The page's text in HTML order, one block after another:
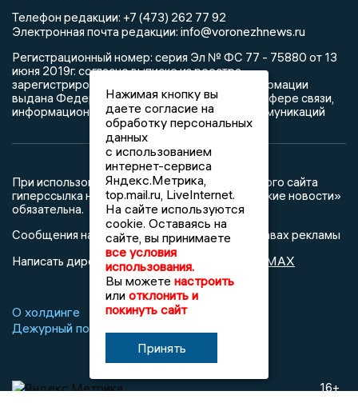
Телефон редакции: +7 (473) 262 77 92
Электронная почта редакции: info@voronezhnews.ru
Регистрационный номер: серия Эл № ФС 77 - 75880 от 13
июня 2019г. согласно выписке из реестра
зарегистрированных средств массовой информации
выдана Федеральной службой по надзору в сфере связи,
информационных технологий и массовых коммуникаций
При использовании любого материала с данного сайта
гиперссылка на Сетевое издание «Воронежские новости»
обязательна.
Сообщения на сером фоне размещены на правах рекламы
Написать директору в телеграм
MAX
О холдинге Вакансии
Реклама
Дежурный по новостям
16+
Нажимая кнопку вы
даете согласие на
обработку персональных
данных
с использованием
интернет-сервиса
Яндекс.Метрика,
top.mail.ru, LiveInternet.
На сайте используются
cookie. Оставаясь на
сайте, вы принимаете
все условия
использования.
Вы можете настроить
или отклонить и
покинуть сайт
Принять